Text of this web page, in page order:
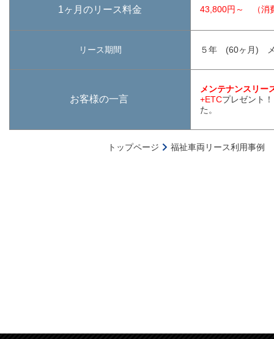
1ヶ月のリース料金 43,800円～ （消
リース期間 ５年 (60ヶ月) メ
お客様の一言
メンテナンスリー
+ETCプレゼント
た。
トップページ 福祉車両リース利用事例